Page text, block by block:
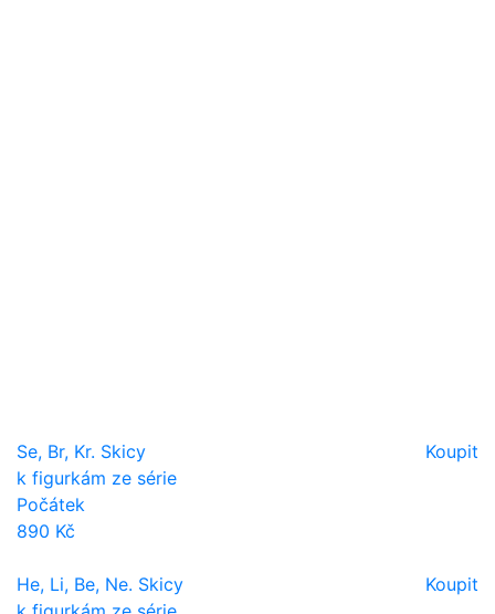
Se, Br, Kr. Skicy
k figurkám ze série
Počátek
890 Kč
Koupit
He, Li, Be, Ne. Skicy
Koupit